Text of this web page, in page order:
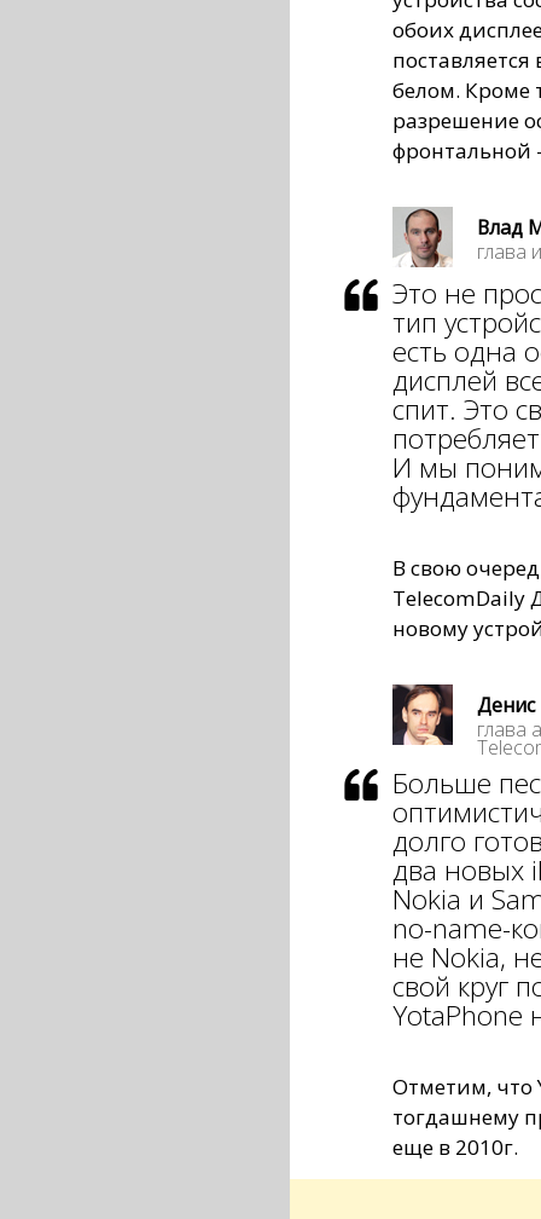
обоих
белом. Кроме
разрешение
фронтальной
Влад
глава
Это не
тип
есть одна
дисплей
спит. Это
И мы
В свою
TelecomDaily
новому
Денис
глава
Больше
долго
два новых
Nokia и
no-name-
не Nokia,
свой круг
YotaPhone
Отметим, что
тогдашнему
еще в 2010г.